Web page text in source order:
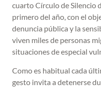
cuarto Círculo de Silencio
primero del año, con el
denuncia pública y la
viven miles de personas
situaciones de especial
Como es habitual cada
gesto invita a detenerse